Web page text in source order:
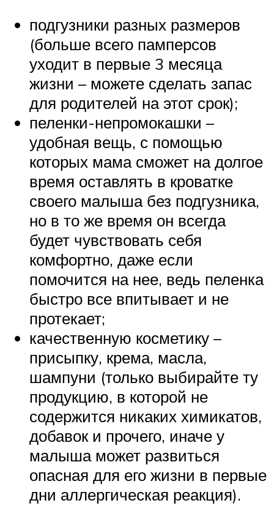
подгузники разных размеров
(больше всего памперсов
уходит в первые 3 месяца
жизни – можете сделать запас
для родителей на этот срок);
пеленки-непромокашки –
удобная вещь, с помощью
которых мама сможет на долгое
время оставлять в кроватке
своего малыша без подгузника,
но в то же время он всегда
будет чувствовать себя
комфортно, даже если
помочится на нее, ведь пеленка
быстро все впитывает и не
протекает;
качественную косметику –
присыпку, крема, масла,
шампуни (только выбирайте ту
продукцию, в которой не
содержится никаких химикатов,
добавок и прочего, иначе у
малыша может развиться
опасная для его жизни в первые
дни аллергическая реакция).